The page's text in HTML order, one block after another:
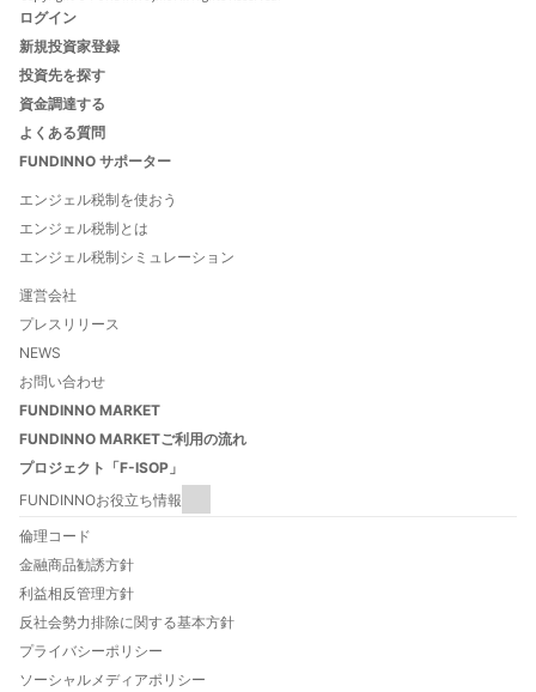
ログイン
新規投資家登録
投資先を探す
資金調達する
よくある質問
FUNDINNO サポーター
エンジェル税制を使おう
エンジェル税制とは
エンジェル税制シミュレーション
運営会社
プレスリリース
NEWS
お問い合わせ
FUNDINNO MARKET
FUNDINNO MARKETご利用の流れ
プロジェクト「F-ISOP」
FUNDINNOお役立ち情報
FUNDINNOとは
FUNDINNOご利用ガイド
数字でわかるFUNDINNO
法人口座開設について
FUNDINNO型新株予約権とは
特定投資家制度について
倫理コード
金融商品勧誘方針
利益相反管理方針
反社会勢力排除に関する基本方針
プライバシーポリシー
ソーシャルメディアポリシー